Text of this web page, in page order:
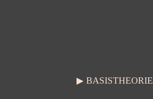
▶ BASISTHEORIE